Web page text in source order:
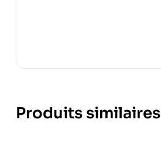
Produits similaires